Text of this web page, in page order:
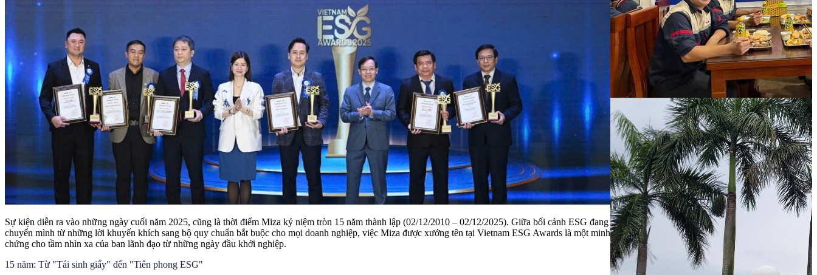
Sự kiện diễn ra vào những ngày cuối năm 2025, cũng là thời điểm Miza kỷ niệm tròn 15 năm thành lập (02/12/2010 – 02/12/2025). Giữa bối cảnh ESG đang
chuyển mình từ những lời khuyến khích sang bộ quy chuẩn bắt buộc cho mọi doanh nghiệp, việc Miza được xướng tên tại Vietnam ESG Awards là một minh
chứng cho tầm nhìn xa của ban lãnh đạo từ những ngày đầu khởi nghiệp.
15 năm: Từ "Tái sinh giấy" đến "Tiên phong ESG"